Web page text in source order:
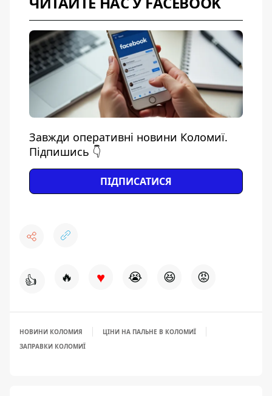
Завжди оперативні новини Коломиї.
Підпишись 👇
ПІДПИСАТИСЯ
👍 🔥 ♥ 😭 😆 😡
НОВИНИ КОЛОМИЯ
ЦІНИ НА ПАЛЬНЕ В КОЛОМИЇ
ЗАПРАВКИ КОЛОМИЇ